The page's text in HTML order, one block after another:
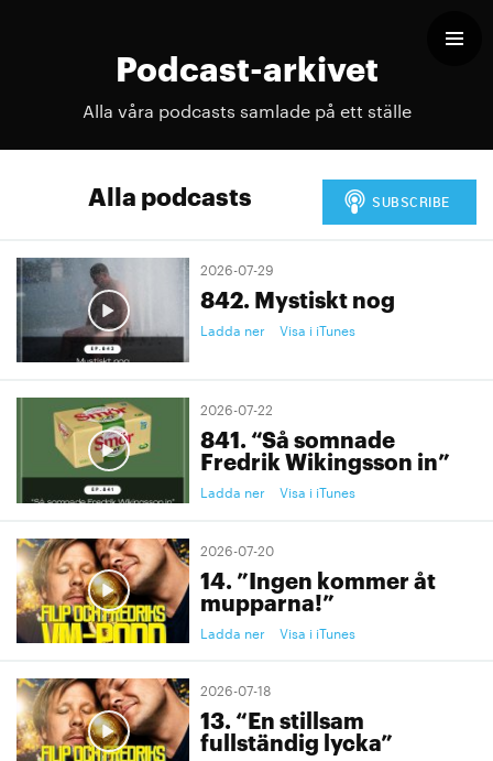
Podcast-arkivet
Alla våra podcasts samlade på ett ställe
Alla podcasts
2026-07-29
842. Mystiskt nog
Ladda ner Visa i iTunes
2026-07-22
841. “Så somnade
Fredrik Wikingsson in”
Ladda ner Visa i iTunes
2026-07-20
14. ”Ingen kommer åt
mupparna!”
Ladda ner Visa i iTunes
2026-07-18
13. “En stillsam
fullständig lycka”